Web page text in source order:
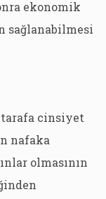
ekonomik
sağlanabilmesi
tarafa cinsiyet
nafaka
olmasının